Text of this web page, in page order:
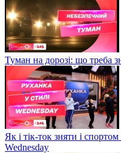
Туман на дорозі: що треба
Як і тік-ток зняти і
Wednesday